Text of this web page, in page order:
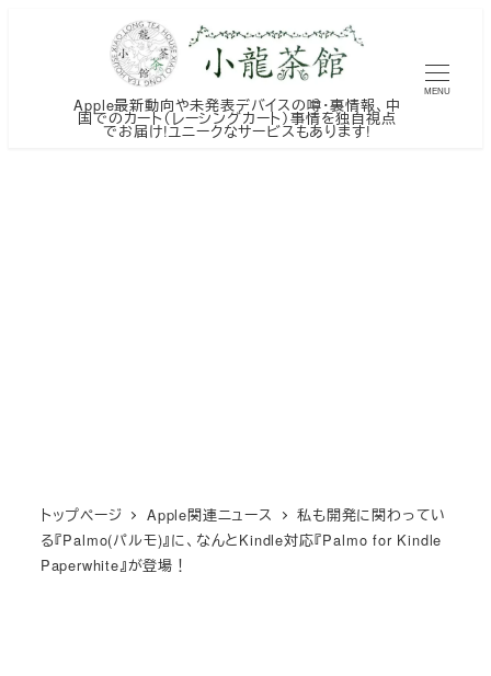
Apple最新動向や未発表デバイスの噂・裏情報、中
国でのカート（レーシングカート）事情を独自視点
でお届け!ユニークなサービスもあります!
MENU
トップページ Apple関連ニュース
私も開発に関わってい
る『Palmo(パルモ)』に、なんとKindle対応『Palmo for Kindle
Paperwhite』が登場！